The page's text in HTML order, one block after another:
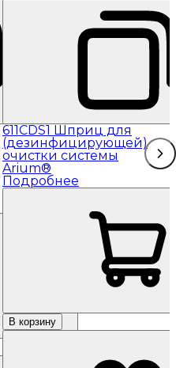
611CDS1 Шприц для
(дезинфицирующей)
очистки системы
Arium®
Подробнее
В корзину